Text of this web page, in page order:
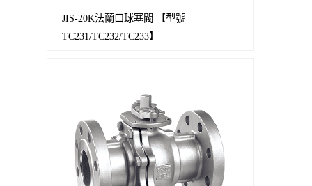
JIS-20K法蘭口球塞閥 【型號
TC231/TC232/TC233】